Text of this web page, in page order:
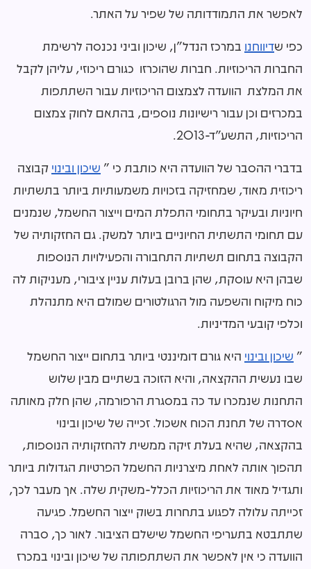
לאפשר את התמודדותה של שפיר על האתר.
כפי שדיווחנו במרכז הנדל"ן, שיכון וביני נכנסה לרשימת
החברות הריכוזיות. חברות שהוכרזו כגורם ריכוזי, עליהן לקבל
את המלצת הוועדה לצמצום הריכוזיות עבור השתתפות
במכרזים וכן עבור רישיונות נוספים, בהתאם לחוק צמצום
הריכוזיות, התשע"ד-2013.
בדברי ההסבר של הוועדה היא כותבת כי " שיכון ובינוי קבוצה
ריכוזית מאוד, שמחזיקה בזכויות משמעותיות ביותר בתשתיות
חיוניות ובעיקר בתחומי התפלת המים וייצור החשמל, שנמנים
עם תחומי התשתית החיוניים ביותר למשק. גם החזקותיה של
הקבוצה בתחום תשתיות התחבורה והפעילויות הנוספות
שבהן היא עוסקת, שהן ברובן בעלות עניין ציבורי, מעניקות לה
כוח מיקוח והשפעה מול הרגולטורים שמולם היא מתנהלת
וכלפי קובעי המדיניות.
" שיכון ובינוי היא גורם דומיננטי ביותר בתחום ייצור החשמל
שבו נעשית ההקצאה, והיא הזוכה בשתיים מבין שלוש
התחנות שנמכרו עד כה במסגרת הרפורמה, שהן חלק מאותה
אסדרה של תחנת הכוח אשכול. זכייה של שיכון ובינוי
בהקצאה, שהיא בעלת זיקה ממשית להחזקותיה הנוספות,
תהפוך אותה לאחת מיצרניות החשמל הפרטיות הגדולות ביותר
ותגדיל מאוד את הריכוזיות הכלל-משקית שלה. אך מעבר לכך,
זכייתה עלולה לפגוע בתחרות בשוק ייצור החשמל. פגיעה
שתתבטא בתעריפי החשמל שישלם הציבור. לאור כך, סברה
הוועדה כי אין לאפשר את השתתפותה של שיכון ובינוי במכרז